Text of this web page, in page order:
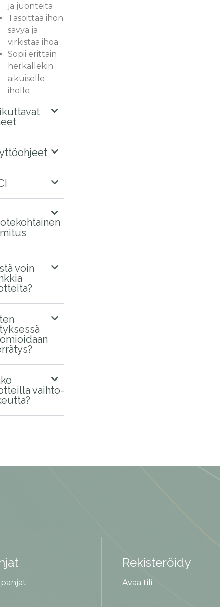
ja juonteita
Tasoittaa ihon
sävyä ja
virkistää ihoa
Sopii erittäin
herkällekin
aikuiselle
iholle
voin
vaihto-
Rekisteröidy
Avaa tili